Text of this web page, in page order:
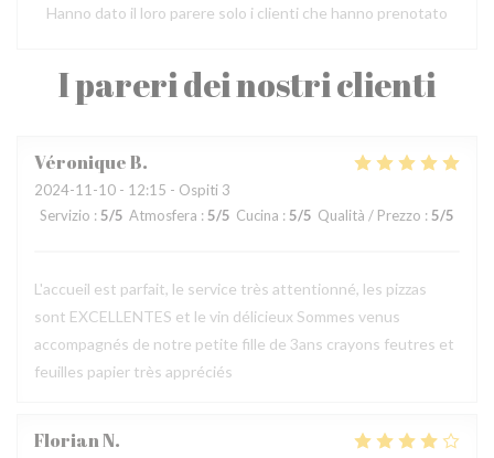
I pareri dei nostri clienti
VéroniqueB
2024-11-10 - 12:15 - Ospiti 3
Servizio : 5/5 Atmosfera : 5/5 Cucina : 5/5 Qualità / Prezzo : 5/5
L'accueil est parfait, le service très attentionné, les pizzas
sont EXCELLENTES et le vin délicieux Sommes venus
accompagnés de notre petite fille de 3ans crayons feutres et
feuilles papier très appréciés
FlorianN
Hanno dato il loro parere solo i clienti che hanno prenotato